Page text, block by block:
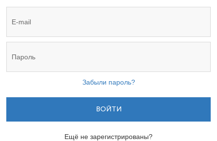
Забыли пароль?
ВОЙТИ
Ещё не зарегистрированы?